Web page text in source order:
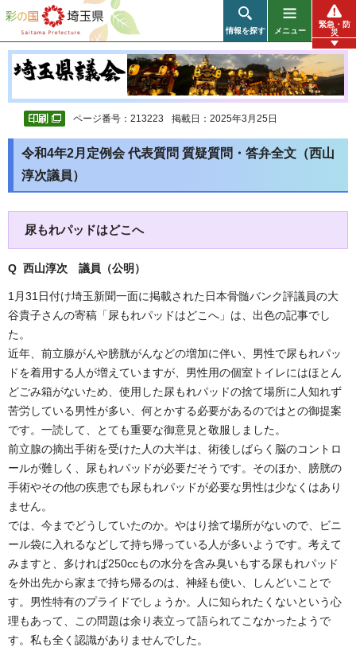
彩の国 埼玉県
情報を探す メニュー
緊急・防
災
ページ番号：213223 掲載日：2025年3月25日
令和4年2月定例会 代表質問 質疑質問・答弁全文（西山
淳次議員）
尿もれパッドはどこへ
Q 西山淳次 議員（公明）
1月31日付け埼玉新聞一面に掲載された日本骨髄バンク評議員の大
谷貴子さんの寄稿「尿もれパッドはどこへ」は、出色の記事でし
た。
近年、前立腺がんや膀胱がんなどの増加に伴い、男性で尿もれパッ
ドを着用する人が増えていますが、男性用の個室トイレにはほとん
どごみ箱がないため、使用した尿もれパッドの捨て場所に人知れず
苦労している男性が多い、何とかする必要があるのではとの御提案
です。一読して、とても重要な御意見と敬服しました。
前立腺の摘出手術を受けた人の大半は、術後しばらく脳のコントロ
ールが難しく、尿もれパッドが必要だそうです。そのほか、膀胱の
手術やその他の疾患でも尿もれパッドが必要な男性は少なくはあり
ません。
では、今までどうしていたのか。やはり捨て場所がないので、ビニ
ール袋に入れるなどして持ち帰っている人が多いようです。考えて
みますと、多ければ250ccもの水分を含み臭いもする尿もれパッド
を外出先から家まで持ち帰るのは、神経も使い、しんどいことで
す。男性特有のプライドでしょうか。人に知られたくないという心
理もあって、この問題は余り表立って語られてこなかったようで
す。私も全く認識がありませんでした。